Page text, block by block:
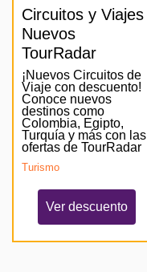
Circuitos y Viajes
Nuevos
TourRadar
¡Nuevos Circuitos de
Viaje con descuento!
Conoce nuevos
destinos como
Colombia, Egipto,
Turquía y más con las
ofertas de TourRadar
Turismo
Ver descuento